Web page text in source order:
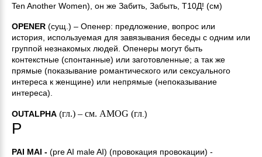
Ten Another Women), он же Забить, Забыть, Т10Д! (см)
OPENER (сущ.) – Опенер: предложение, вопрос или
история, используемая для завязывания беседы с одним или
группой незнакомых людей. Опенеры могут быть
контекстные (спонтанные) или заготовленные; а так же
прямые (показывание романтического или сексуального
интереса к женщине) или непрямые (непоказывание
интереса).
OUTALPHA (гл.) – см. AMOG (гл .)
P
PAI MAI - (pre AI male AI) (провокация провокации) -